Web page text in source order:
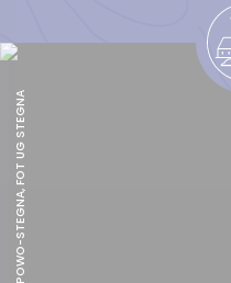
POLDERY POPOWO-STEGNA, FOT UG STEGNA